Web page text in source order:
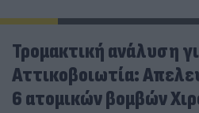
Τρομακτική ανάλυση
Αττικοβοιωτία:
6 ατομικών βομβών